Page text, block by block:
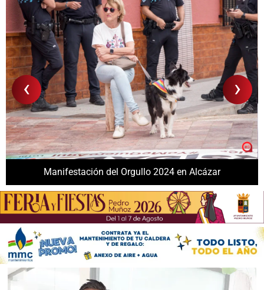
‹ ›
Manifestación del Orgullo 2024 en Alcázar